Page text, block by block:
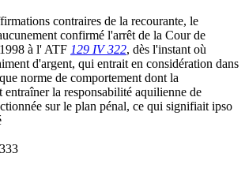
contraires de la recourante, le
confirmé l'arrêt de la Cour de
à l' ATF 129 IV 322, dès l'instant où
d'argent, qui entrait en considération dans
norme de comportement dont la
entraîner la responsabilité aquilienne de
sur le plan pénal, ce qui signifiait ipso